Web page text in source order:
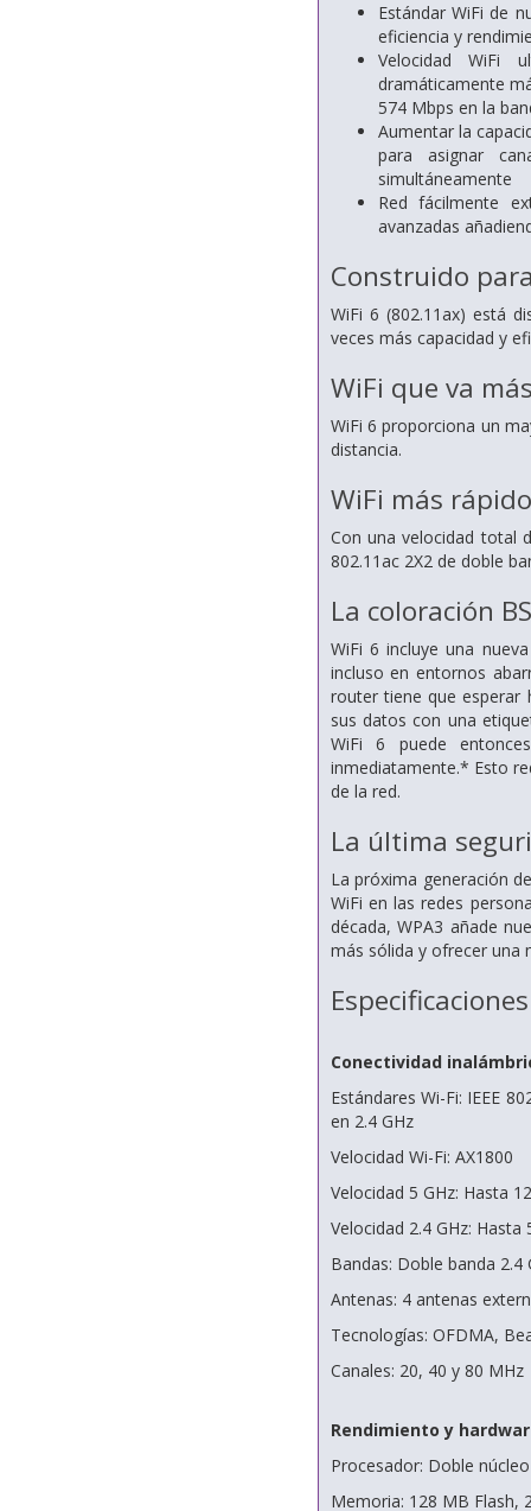
Estándar WiFi de
eficiencia y
Velocidad WiFi
dramáticamente
574 Mbps en la
Aumentar la
para asignar
simultáneamente
Red fácilmente
avanzadas
Construido
WiFi 6 (802.11ax) está
veces más capacidad y
WiFi que va
WiFi 6 proporciona un
distancia.
WiFi más
Con una velocidad total
802.11ac 2X2 de doble
La coloración
WiFi 6 incluye una
incluso en entornos
router tiene que esperar
sus datos con una
WiFi 6 puede
inmediatamente.* Esto
de la red.
La última
La próxima generación
WiFi en las redes
década, WPA3 añade
más sólida y ofrecer una
Especificaciones
Conectividad
Estándares Wi-Fi: IEEE
en 2.4 GHz
Velocidad Wi-Fi: AX1800
Velocidad 5 GHz: Hasta
Velocidad 2.4 GHz: Hasta
Bandas: Doble banda 2.4
Antenas: 4 antenas
Tecnologías: OFDMA,
Canales: 20, 40 y 80 MHz
Rendimiento y
Procesador: Doble
Memoria: 128 MB Flash,